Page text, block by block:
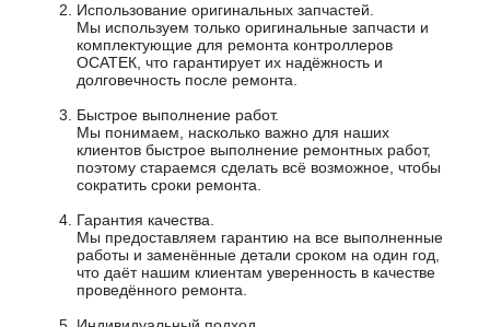
Использование оригинальных запчастей.
Мы используем только оригинальные запчасти и
комплектующие для ремонта контроллеров
ОСАТЕК, что гарантирует их надёжность и
долговечность после ремонта.
Быстрое выполнение работ.
Мы понимаем, насколько важно для наших
клиентов быстрое выполнение ремонтных работ,
поэтому стараемся сделать всё возможное, чтобы
сократить сроки ремонта.
Гарантия качества.
Мы предоставляем гарантию на все выполненные
работы и заменённые детали сроком на один год,
что даёт нашим клиентам уверенность в качестве
проведённого ремонта.